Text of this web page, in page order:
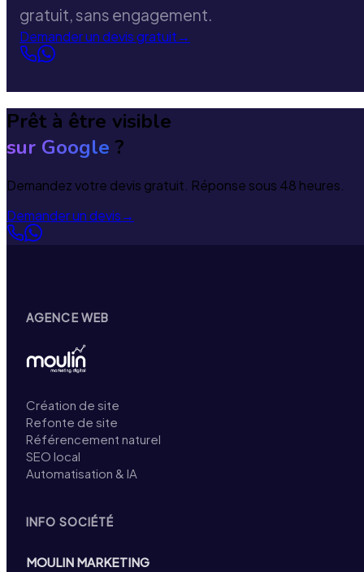
gratuit, sans engagement.
Demander un devis gratuit→
Prêt à être visible
sur Google ?
Demandez votre devis gratuit. Réponse sous 48 heures.
Demander un devis→
AGENCE WEB
Création de site
Refonte de site
Référencement naturel
SEO local
Automatisation & IA
INFO SOCIÉTÉ
MOULIN MARKETING